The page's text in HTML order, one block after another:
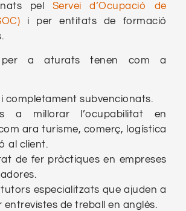
pel Servei d’Ocupació de
i per entitats de formació
per a aturats tenen com a
completament subvencionats.
a millorar l’ocupabilitat en
ara turisme, comerç, logística
al client.
de fer pràctiques en empreses
especialitzats que ajuden a
entrevistes de treball en anglès.